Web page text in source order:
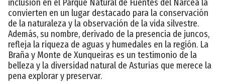
inclusión en el Parque Natural de Fuentes del Narcea la
convierten en un lugar destacado para la conservación
de la naturaleza y la observación de la vida silvestre.
Además, su nombre, derivado de la presencia de juncos,
refleja la riqueza de aguas y humedales en la región. La
Braña y Monte de Xunqueiras es un testimonio de la
belleza y la diversidad natural de Asturias que merece la
pena explorar y preservar.